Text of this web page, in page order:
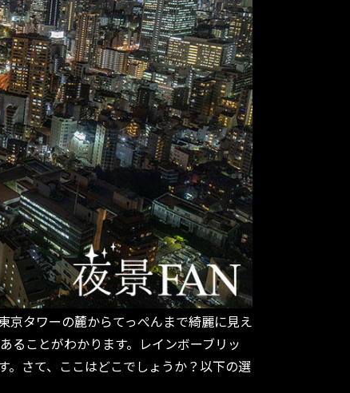
京タワーの麓からてっぺんまで綺麗に見え
ることがわかります。レインボーブリッ
。さて、ここはどこでしょうか？以下の選